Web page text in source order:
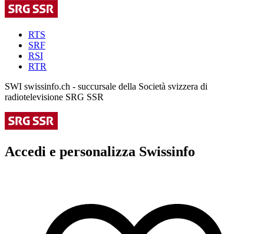
RTS
SRF
RSI
RTR
SWI swissinfo.ch - succursale della Società svizzera di
radiotelevisione SRG SSR
Accedi e personalizza Swissinfo